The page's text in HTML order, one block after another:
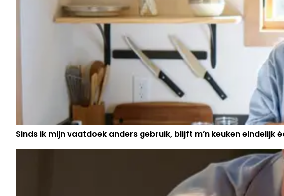
Sinds ik mijn vaatdoek anders gebruik, blijft m’n keuken eindelijk